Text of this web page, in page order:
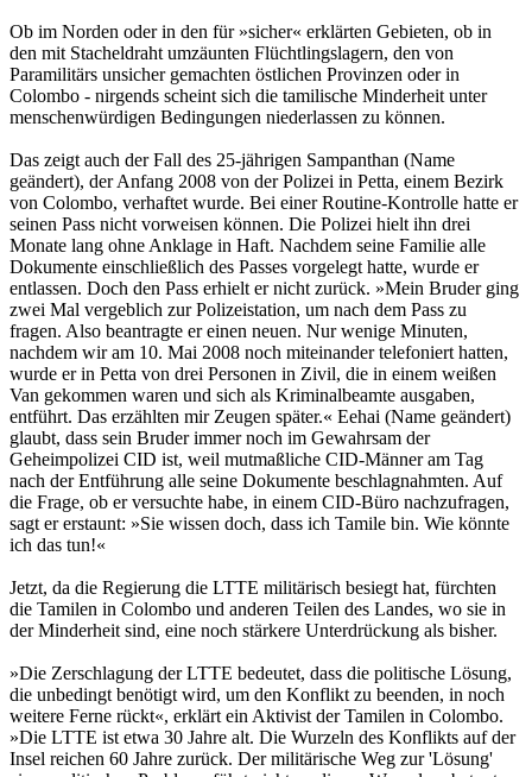
Ob im Norden oder in den für »sicher« erklärten Gebieten, ob in
den mit Stacheldraht umzäunten Flüchtlingslagern, den von
Paramilitärs unsicher gemachten östlichen Provinzen oder in
Colombo - nirgends scheint sich die tamilische Minderheit unter
menschenwürdigen Bedingungen niederlassen zu können.
Das zeigt auch der Fall des 25-jährigen Sampanthan (Name
geändert), der Anfang 2008 von der Polizei in Petta, einem Bezirk
von Colombo, verhaftet wurde. Bei einer Routine-Kontrolle hatte er
seinen Pass nicht vorweisen können. Die Polizei hielt ihn drei
Monate lang ohne Anklage in Haft. Nachdem seine Familie alle
Dokumente einschließlich des Passes vorgelegt hatte, wurde er
entlassen. Doch den Pass erhielt er nicht zurück. »Mein Bruder ging
zwei Mal vergeblich zur Polizeistation, um nach dem Pass zu
fragen. Also beantragte er einen neuen. Nur wenige Minuten,
nachdem wir am 10. Mai 2008 noch miteinander telefoniert hatten,
wurde er in Petta von drei Personen in Zivil, die in einem weißen
Van gekommen waren und sich als Kriminalbeamte ausgaben,
entführt. Das erzählten mir Zeugen später.« Eehai (Name geändert)
glaubt, dass sein Bruder immer noch im Gewahrsam der
Geheimpolizei CID ist, weil mutmaßliche CID-Männer am Tag
nach der Entführung alle seine Dokumente beschlagnahmten. Auf
die Frage, ob er versuchte habe, in einem CID-Büro nachzufragen,
sagt er erstaunt: »Sie wissen doch, dass ich Tamile bin. Wie könnte
ich das tun!«
Jetzt, da die Regierung die LTTE militärisch besiegt hat, fürchten
die Tamilen in Colombo und anderen Teilen des Landes, wo sie in
der Minderheit sind, eine noch stärkere Unterdrückung als bisher.
»Die Zerschlagung der LTTE bedeutet, dass die politische Lösung,
die unbedingt benötigt wird, um den Konflikt zu beenden, in noch
weitere Ferne rückt«, erklärt ein Aktivist der Tamilen in Colombo.
»Die LTTE ist etwa 30 Jahre alt. Die Wurzeln des Konflikts auf der
Insel reichen 60 Jahre zurück. Der militärische Weg zur 'Lösung'